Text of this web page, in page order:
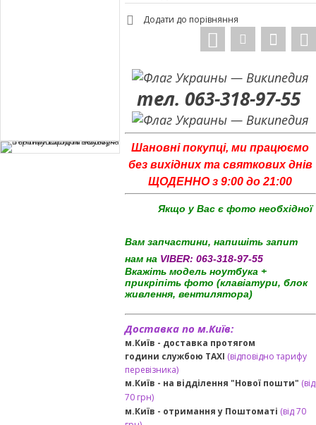
Додати до порівняння
тел. 063-318-97-55
Шановні покупці, ми працюємо
без вихідних та святкових днів
ЩОДЕННО з 9:00 до 21:00
Якщо у Вас є фото необхідної
Вам запчастини, напишіть запит
нам на VIBER: 063-318-97-55
Вкажіть модель ноутбука +
прикріпіть фото (клавіатури, блок
живлення, вентилятора)
Доставка по м.Київ:
м.Київ - доставка протягом
години службою TAXI (відповідно тарифу
перевізника)
м.Київ - на відділення "Нової пошти" (від
70 грн)
м.Київ - отримання у Поштоматі (від 70